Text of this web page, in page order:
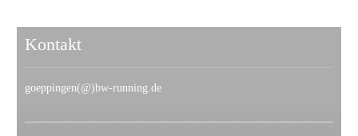
Kontakt
goeppingen(@)bw-running.de